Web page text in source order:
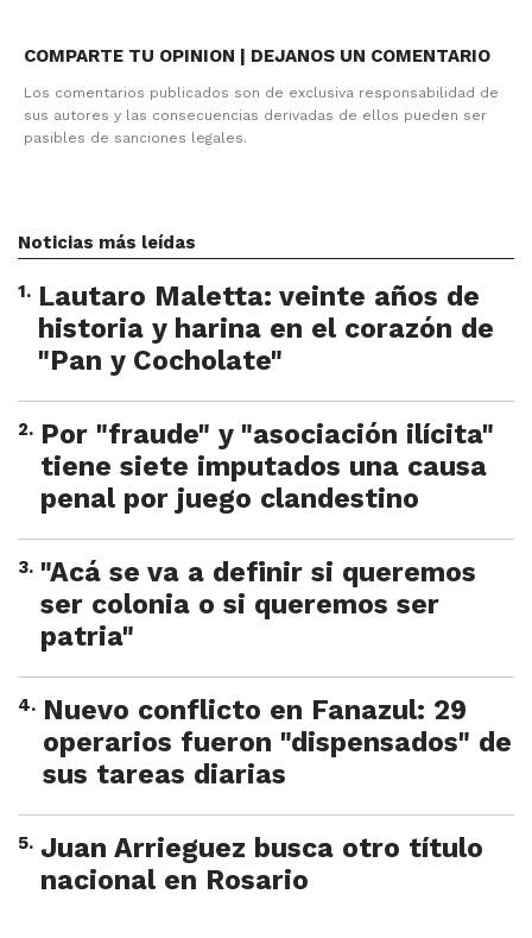
COMPARTE TU OPINION | DEJANOS UN COMENTARIO
Los comentarios publicados son de exclusiva responsabilidad de
sus autores y las consecuencias derivadas de ellos pueden ser
pasibles de sanciones legales.
Noticias más leídas
1. Lautaro Maletta: veinte años de
historia y harina en el corazón de
"Pan y Cocholate"
2. Por "fraude" y "asociación ilícita"
tiene siete imputados una causa
penal por juego clandestino
3. "Acá se va a definir si queremos
ser colonia o si queremos ser
patria"
4. Nuevo conflicto en Fanazul: 29
operarios fueron "dispensados" de
sus tareas diarias
5. Juan Arrieguez busca otro título
nacional en Rosario